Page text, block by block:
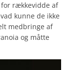
for rækkevidde af
kunne de ikke
medbringe af
og måtte